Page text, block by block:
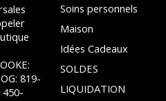
819-
450-
Soins personnels
Maison
Idées Cadeaux
SOLDES
LIQUIDATION